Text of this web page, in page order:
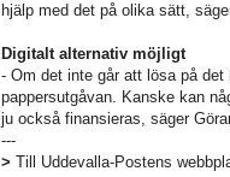
hjälp med det på olika sätt,
Digitalt alternativ möjligt
- Om det inte går att lösa på
pappersutgåvan. Kanske kan
ju också finansieras, säger
---
> Till Uddevalla-Postens